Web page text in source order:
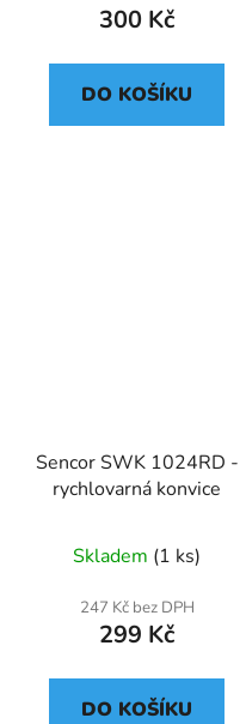
300 Kč
DO KOŠÍKU
Sencor SWK 1024RD -
rychlovarná konvice
Skladem (1 ks)
247 Kč bez DPH
299 Kč
DO KOŠÍKU